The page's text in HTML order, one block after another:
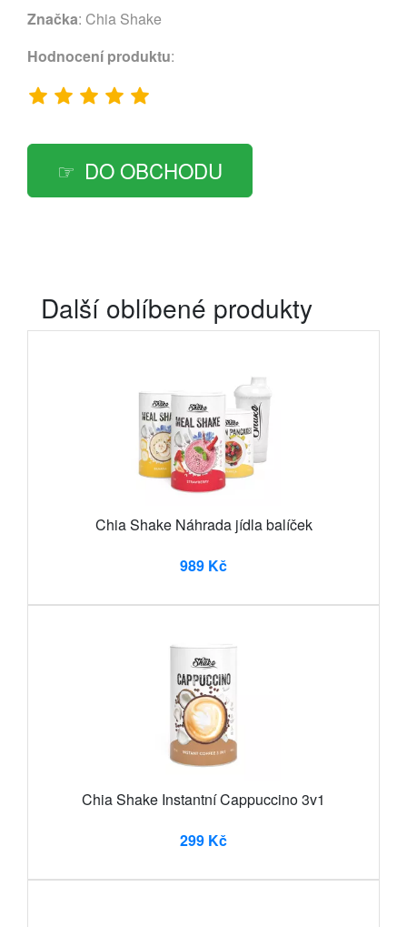
Značka: Chia Shake
Hodnocení produktu:
DO OBCHODU
Další oblíbené produkty
Chia Shake Náhrada jídla balíček
989 Kč
Chia Shake Instantní Cappuccino 3v1
299 Kč